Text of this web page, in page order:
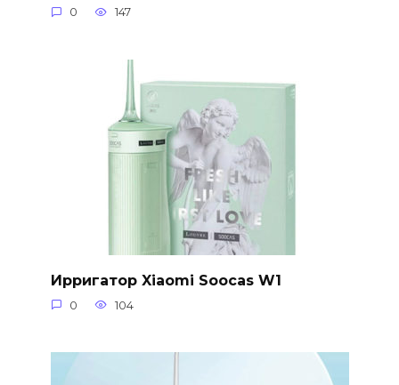
0 147
Ирригатор Xiaomi Soocas W1
0 104